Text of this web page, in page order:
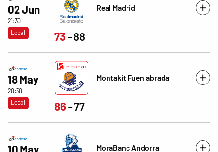
02 Jun
21:30
Local
Real Madrid
73 88
18 May
20:30
Local
Montakit Fuenlabrada
86 77
10 May MoraBanc Andorra